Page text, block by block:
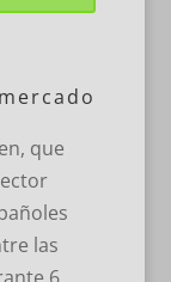
que
las